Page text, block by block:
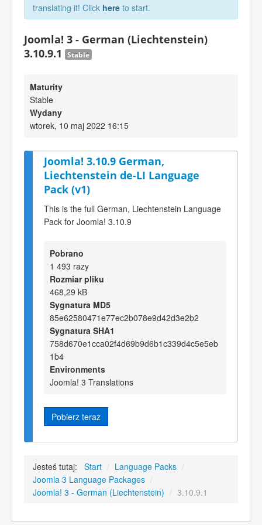
translating it! Click here to start.
Joomla! 3 - German (Liechtenstein)
3.10.9.1
Stable
Maturity
Stable
Wydany
wtorek, 10 maj 2022 16:15
Joomla! 3.10.9 German,
Liechtenstein de-LI Language
Pack (v1)
This is the full German, Liechtenstein Language
Pack for Joomla! 3.10.9
Pobrano
1 493 razy
Rozmiar pliku
468,29 kB
Sygnatura MD5
85e62580471e77ec2b078e9d42d3e2b2
Sygnatura SHA1
758d670e1cca02f4d69b9d6b1c339d4c5e5eb
1b4
Environments
Joomla! 3 Translations
Pobierz teraz
Jesteś tutaj: Start / Language Packs /
Joomla 3 Language Packages /
Joomla! 3 - German (Liechtenstein) / 3.10.9.1